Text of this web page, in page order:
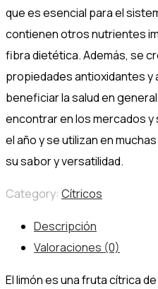
que es esencial para el
contienen otros nutrientes
fibra dietética. Además, se
propiedades antioxidantes
beneficiar la salud en
encontrar en los mercados
el año y se utilizan en
su sabor y versatilidad.
Category: Cítricos
Descripción
Valoraciones (0)
El limón es una fruta cítrica